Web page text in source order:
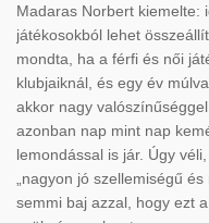
Madaras Norbert kiemelte:
játékosokból lehet
mondta, ha a férfi és női
klubjaiknál, és egy év
akkor nagy
azonban nap mint nap
lemondással is jár. Úgy
„nagyon jó szellemiségű
semmi baj azzal, hogy ezt